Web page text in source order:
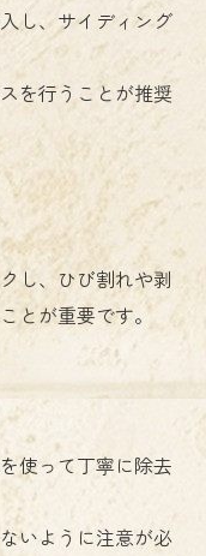
し、サイディング
を行うことが推奨
し、ひび割れや剥
とが重要です。
使って丁寧に除去
いように注意が必